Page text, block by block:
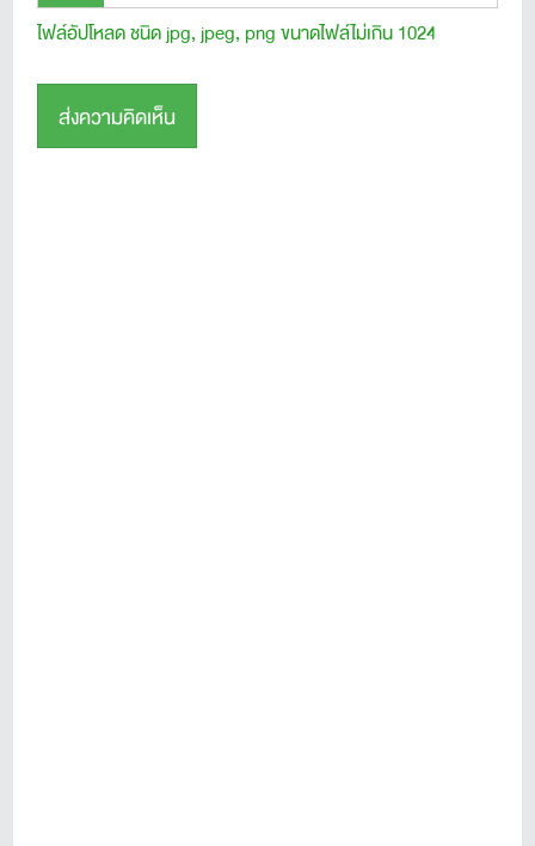
ไฟล์อัปโหลด ชนิด jpg, jpeg, png ขนาดไฟล์ไม่เกิน 1024